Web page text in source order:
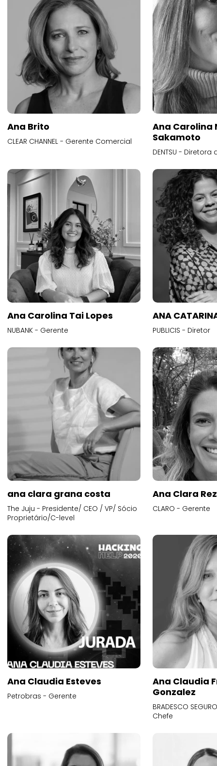
Ana Brito
CLEAR CHANNEL - Gerente Comercial
Ana Carolina
Sakamoto
DENTSU -
Ana Carolina Tai Lopes
NUBANK - Gerente
ANA
PUBLICIS - Diretor
ana clara grana costa
The Juju - Presidente/ CEO / VP/ Sócio
Proprietário/C-level
Ana Clara
CLARO - Gerente
Ana Claudia Esteves
Petrobras - Gerente
Ana Claudia
Gonzalez
BRADESCO
Chefe